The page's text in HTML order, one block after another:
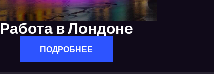
Работа в Лондоне
ПОДРОБНЕЕ